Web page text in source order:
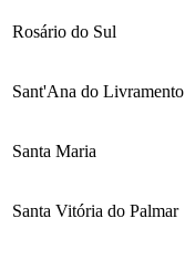
Rosário do Sul
Sant'Ana do Livramento
Santa Maria
Santa Vitória do Palmar